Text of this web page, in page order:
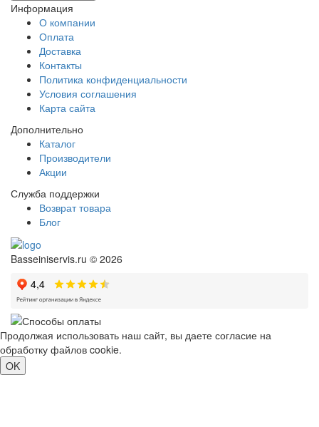
Информация
О компании
Оплата
Доставка
Контакты
Политика конфиденциальности
Условия соглашения
Карта сайта
Дополнительно
Каталог
Производители
Акции
Служба поддержки
Возврат товара
Блог
Basseiniservis.ru © 2026
Продолжая использовать наш сайт, вы даете согласие на
обработку файлов cookie.
OK